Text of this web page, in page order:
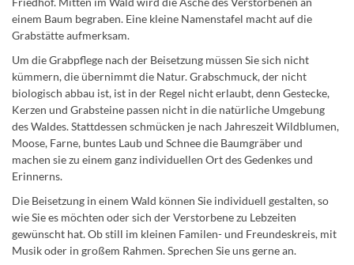
einem Baum begraben. Eine kleine Namenstafel macht auf die
Grabstätte aufmerksam.
Um die Grabpflege nach der Beisetzung müssen Sie sich nicht
kümmern, die übernimmt die Natur. Grabschmuck, der nicht
biologisch abbau ist, ist in der Regel nicht erlaubt, denn Gestecke,
Kerzen und Grabsteine passen nicht in die natürliche Umgebung
des Waldes. Stattdessen schmücken je nach Jahreszeit Wildblumen,
Moose, Farne, buntes Laub und Schnee die Baumgräber und
machen sie zu einem ganz individuellen Ort des Gedenkes und
Erinnerns.
Die Beisetzung in einem Wald können Sie individuell gestalten, so
wie Sie es möchten oder sich der Verstorbene zu Lebzeiten
gewünscht hat. Ob still im kleinen Familen- und Freundeskreis, mit
Musik oder in großem Rahmen. Sprechen Sie uns gerne an.